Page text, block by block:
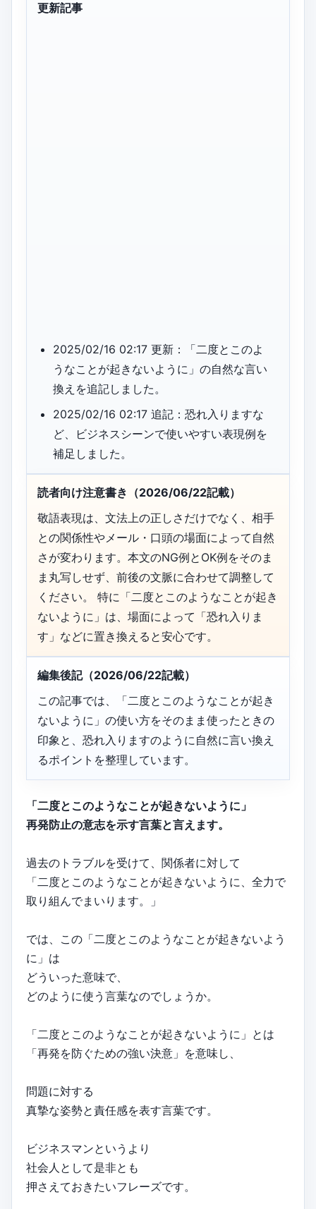
更新記事
2025/02/16 02:17 更新：「二度とこのよ
うなことが起きないように」の自然な言い
換えを追記しました。
2025/02/16 02:17 追記：恐れ入りますな
ど、ビジネスシーンで使いやすい表現例を
補足しました。
読者向け注意書き（2026/06/22記載）
敬語表現は、文法上の正しさだけでなく、相手
との関係性やメール・口頭の場面によって自然
さが変わります。本文のNG例とOK例をそのま
ま丸写しせず、前後の文脈に合わせて調整して
ください。 特に「二度とこのようなことが起き
ないように」は、場面によって「恐れ入りま
す」などに置き換えると安心です。
編集後記（2026/06/22記載）
この記事では、「二度とこのようなことが起き
ないように」の使い方をそのまま使ったときの
印象と、恐れ入りますのように自然に言い換え
るポイントを整理しています。
「二度とこのようなことが起きないように」
再発防止の意志を示す言葉と言えます。
過去のトラブルを受けて、関係者に対して
「二度とこのようなことが起きないように、全力で
取り組んでまいります。」
では、この「二度とこのようなことが起きないよう
に」は
どういった意味で、
どのように使う言葉なのでしょうか。
「二度とこのようなことが起きないように」とは
「再発を防ぐための強い決意」を意味し、
問題に対する
真摯な姿勢と責任感を表す言葉です。
ビジネスマンというより
社会人として是非とも
押さえておきたいフレーズです。